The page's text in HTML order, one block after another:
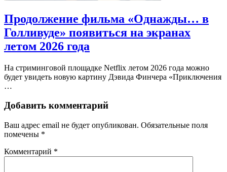
Продолжение фильма «Однажды… в
Голливуде» появиться на экранах
летом 2026 года
На стриминговой площадке Netflix летом 2026 года можно
будет увидеть новую картину Дэвида Финчера «Приключения
…
Добавить комментарий
Ваш адрес email не будет опубликован. Обязательные поля
помечены *
Комментарий *